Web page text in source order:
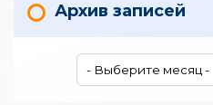
Архив записей